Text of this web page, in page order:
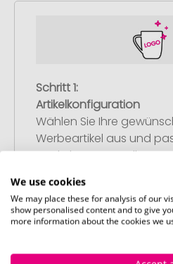
Schritt 1:
Artikelkonfiguration
Wählen Sie Ihre
Werbeartikel aus und
nach Ihren
Anschließend legen Sie
Artikel in Ihren Warenkorb.
We use cookies
We may place these for analysis of our
show personalised content and to give
more information about the cookies we